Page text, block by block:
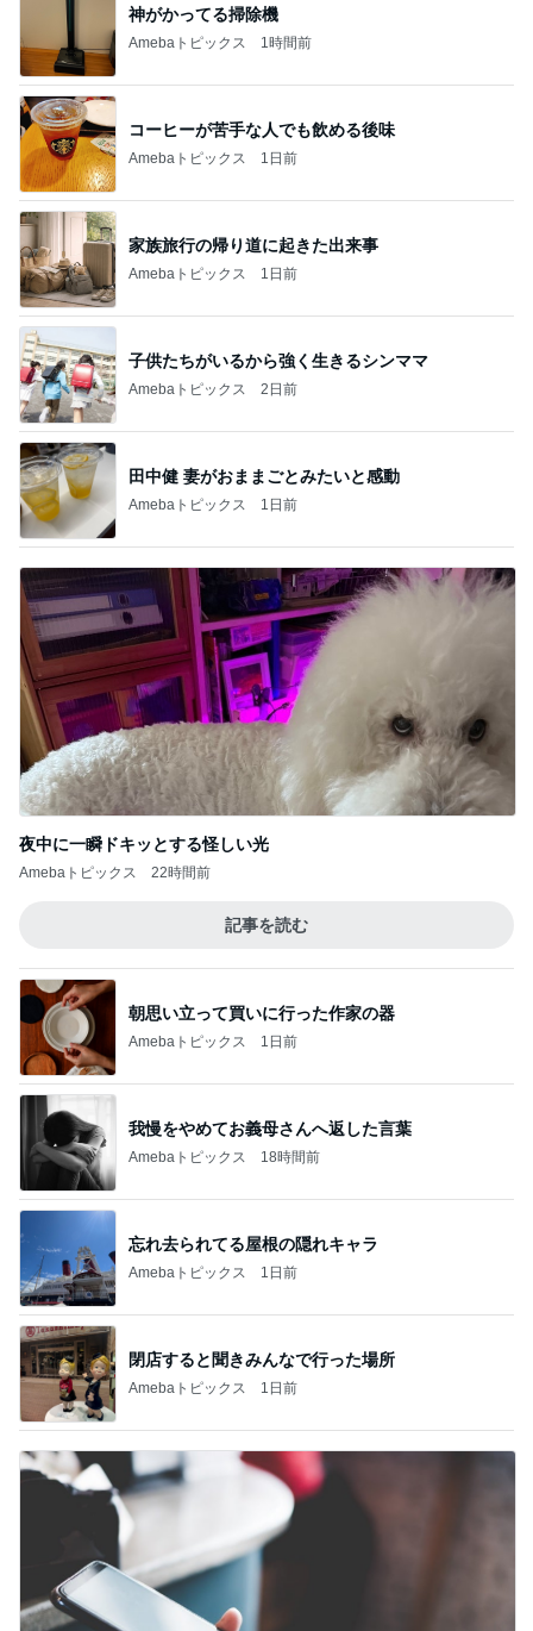
神がかってる掃除機
Amebaトピックス 1時間前
コーヒーが苦手な人でも飲める後味
Amebaトピックス 1日前
家族旅行の帰り道に起きた出来事
Amebaトピックス 1日前
子供たちがいるから強く生きるシンママ
Amebaトピックス 2日前
田中健 妻がおままごとみたいと感動
Amebaトピックス 1日前
夜中に一瞬ドキッとする怪しい光
Amebaトピックス 22時間前
記事を読む
朝思い立って買いに行った作家の器
Amebaトピックス 1日前
我慢をやめてお義母さんへ返した言葉
Amebaトピックス 18時間前
忘れ去られてる屋根の隠れキャラ
Amebaトピックス 1日前
閉店すると聞きみんなで行った場所
Amebaトピックス 1日前